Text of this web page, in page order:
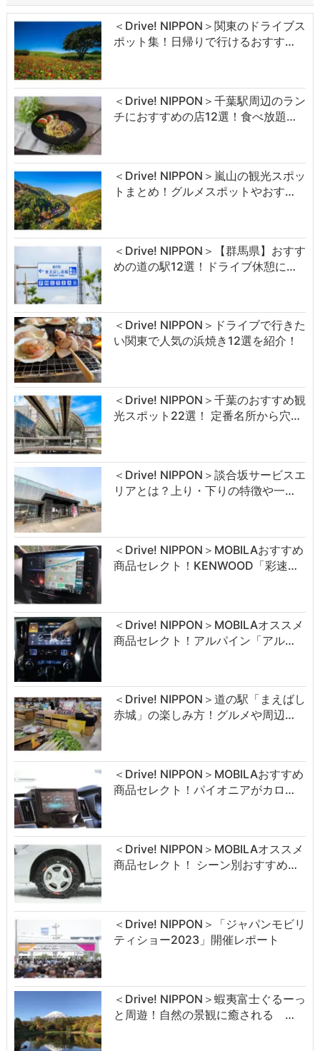
＜Drive! NIPPON＞関東のドライブス
ポット集！日帰りで行けるおすす…
＜Drive! NIPPON＞千葉駅周辺のラン
チにおすすめの店12選！食べ放題…
＜Drive! NIPPON＞嵐山の観光スポッ
トまとめ！グルメスポットやおす…
＜Drive! NIPPON＞【群馬県】おすす
めの道の駅12選！ドライブ休憩に…
＜Drive! NIPPON＞ドライブで行きた
い関東で人気の浜焼き12選を紹介！
＜Drive! NIPPON＞千葉のおすすめ観
光スポット22選！ 定番名所から穴…
＜Drive! NIPPON＞談合坂サービスエ
リアとは？上り・下りの特徴や一…
＜Drive! NIPPON＞MOBILAおすすめ
商品セレクト！KENWOOD「彩速…
＜Drive! NIPPON＞MOBILAオススメ
商品セレクト！アルパイン「アル…
＜Drive! NIPPON＞道の駅「まえばし
赤城」の楽しみ方！グルメや周辺…
＜Drive! NIPPON＞MOBILAおすすめ
商品セレクト！パイオニアがカロ…
＜Drive! NIPPON＞MOBILAオススメ
商品セレクト！ シーン別おすすめ…
＜Drive! NIPPON＞「ジャパンモビリ
ティショー2023」開催レポート
＜Drive! NIPPON＞蝦夷富士ぐるーっ
と周遊！自然の景観に癒される …